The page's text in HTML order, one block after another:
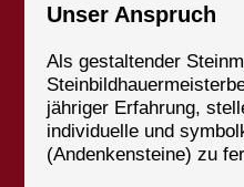
Unser Anspruch
Als gestaltender
jähriger Erfahrung,
individuelle und
(Andenkensteine) zu